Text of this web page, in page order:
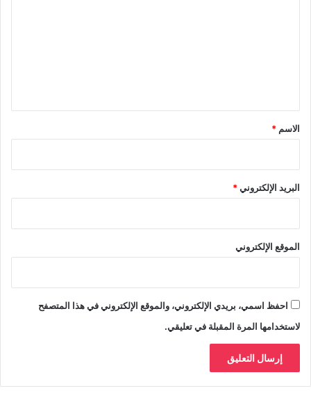
*
الاسم *
البريد الإلكتروني*
الموقع الإلكتروني
احفظ اسمي، بريدي الإلكتروني، والموقع الإلكتروني في هذا المتصفح
لاستخدامها المرة المقبلة في تعليقي.